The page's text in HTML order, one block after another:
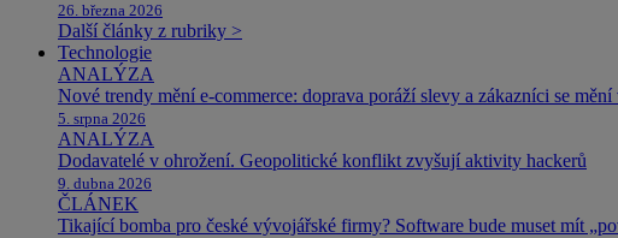
26. března 2026
Další články z rubriky >
Technologie
ANALÝZA
Nové trendy mění e-commerce: doprava poráží slevy a zákazníci se mění
5. srpna 2026
ANALÝZA
Dodavatelé v ohrožení. Geopolitické konflikt zvyšují aktivity hackerů
9. dubna 2026
ČLÁNEK
Tikající bomba pro české vývojářské firmy? Software bude muset mít